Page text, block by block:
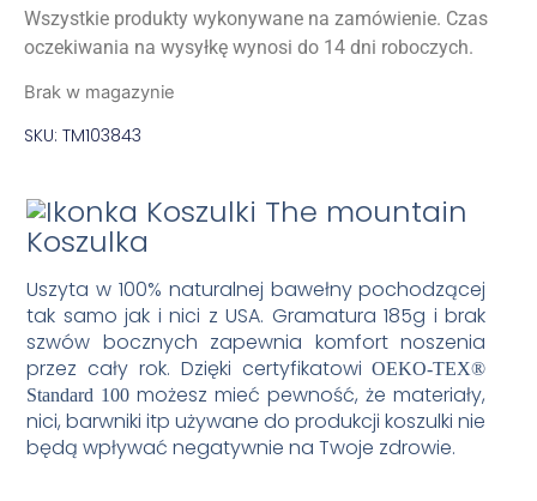
Wszystkie produkty wykonywane na zamówienie. Czas
oczekiwania na wysyłkę wynosi do 14 dni roboczych.
Brak w magazynie
SKU: TM103843
Koszulka
Uszyta w 100% naturalnej bawełny pochodzącej
tak samo jak i nici z USA. Gramatura 185g i brak
szwów bocznych zapewnia komfort noszenia
przez cały rok. Dzięki certyfikatowiOEKO-TEX®
Standard 100możesz mieć pewność, że materiały,
nici, barwniki itp używane do produkcji koszulki nie
będą wpływać negatywnie na Twoje zdrowie.